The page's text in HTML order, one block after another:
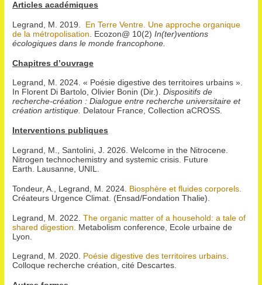
Articles académiques
Legrand, M. 2019.
En Terre Ventre. Une approche organique
de la métropolisation . Ecozon@ 10(2)In(ter)ventions
écologiques dans le monde francophone.
Chapitres d’ouvrage
Legrand, M. 2024. « Poésie digestive des territoires urbains ».
In Florent Di Bartolo, Olivier Bonin (Dir.).Dispositifs de
recherche-création : Dialogue entre recherche universitaire et
création artistique. Delatour France, Collection aCROSS.
Interventions publiques
Legrand, M., Santolini, J. 2026. Welcome in the Nitrocene.
Nitrogen technochemistry and systemic crisis.
Future
Earth. Lausanne, UNIL.
Tondeur, A., Legrand, M. 2024. Biosphère et fluides corporels.
Créateurs Urgence Climat. (Ensad/Fondation Thalie).
Legrand, M. 2022.The organic matter of a household: a tale of
shared digestion.
Metabolism conference, Ecole urbaine de
Lyon.
Legrand, M. 2020. Poésie digestive des territoires urbains.
Colloque recherche création, cité Descartes.